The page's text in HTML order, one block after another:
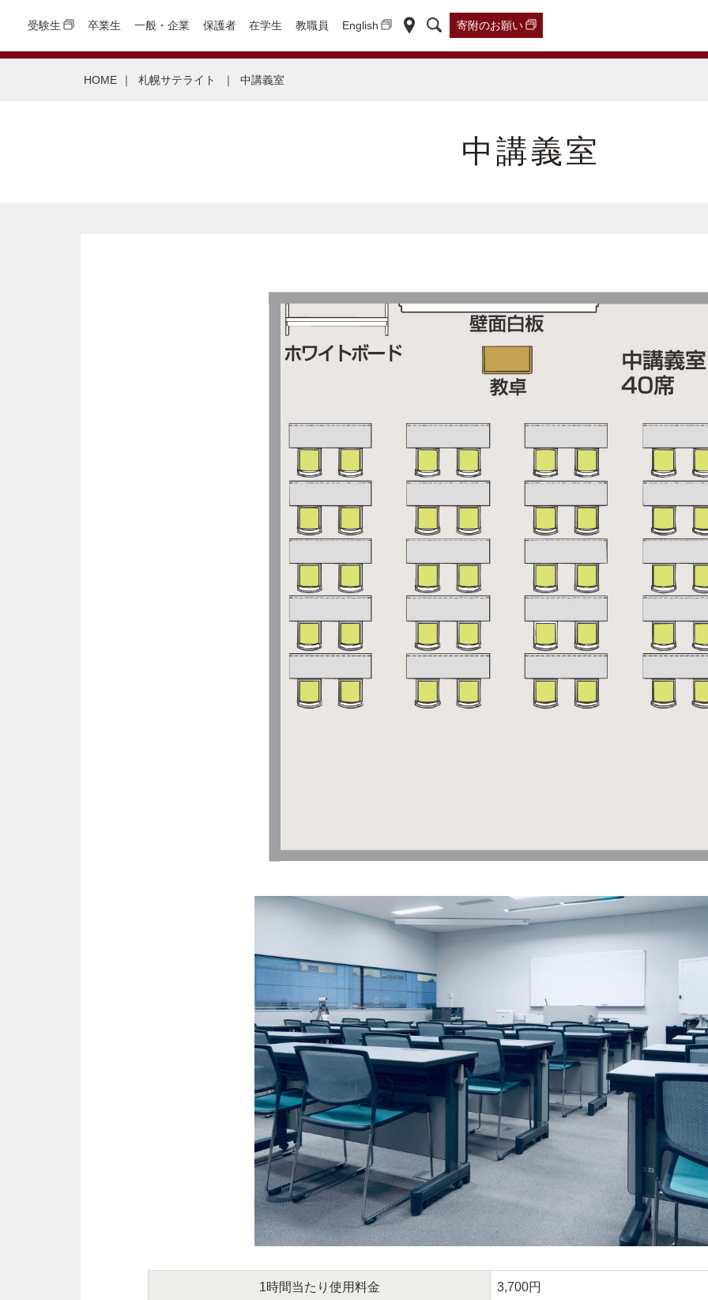
受験生 卒業生 一般・企業 保護者 在学生 教職員 English 寄附のお願い
HOME ｜ 札幌サテライト ｜ 中講義室
中講義室
1時間当たり使用料金 3,700円